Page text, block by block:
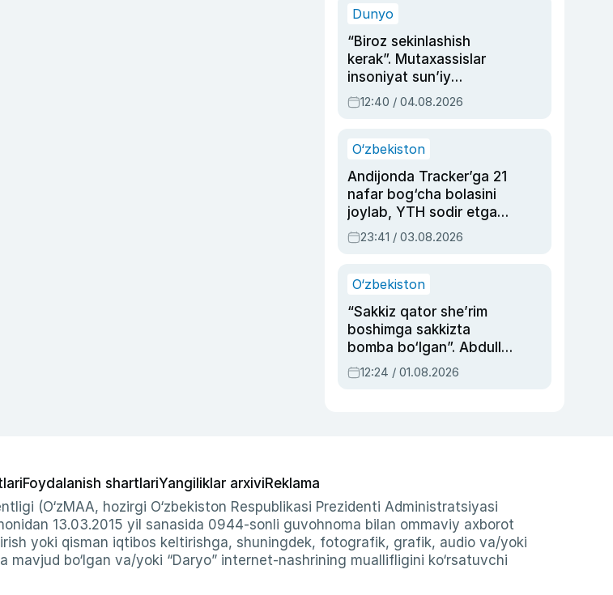
Dunyo
“Biroz sekinlashish
kerak”. Mutaxassislar
insoniyat sun’iy
intellektni boshqara
olmay qolishidan xavotir
12:40 / 04.08.2026
O‘zbekiston
Andijonda Tracker’ga 21
nafar bog‘cha bolasini
joylab, YTH sodir etgan
ayolga sud hukmi o‘qildi
23:41 / 03.08.2026
O‘zbekiston
“Sakkiz qator she’rim
boshimga sakkizta
bomba bo‘lgan”. Abdulla
Oripovni siyosiy
ayblovlardan asrab
12:24 / 01.08.2026
Foydalanish shartlariYangiliklar arxiviReklama
(O‘zMAA, hozirgi O‘zbekiston Respublikasi Prezidenti Administratsiyasi
13.03.2015 yil sanasida 0944-sonli guvohnoma bilan ommaviy axborot
yoki qisman iqtibos keltirishga, shuningdek, fotografik, grafik, audio va/yoki
bo‘lgan va/yoki “Daryo” internet-nashrining muallifligini ko‘rsatuvchi